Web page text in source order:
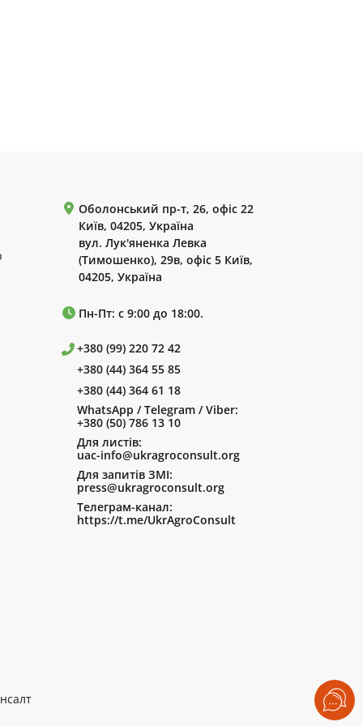
Оболонський пр-т, 26, офіс 22
Київ, 04205, Україна
вул. Лук'яненка Левка
(Тимошенко), 29в, офіс 5 Київ,
04205, Україна
Пн-Пт: с 9:00 до 18:00.
+380 (99) 220 72 42
+380 (44) 364 55 85
+380 (44) 364 61 18
WhatsApp / Telegram / Viber:
+380 (50) 786 13 10
Для листів:
uac-info@ukragroconsult.org
Для запитів ЗМІ:
press@ukragroconsult.org
Телеграм-канал:
https://t.me/UkrAgroConsult